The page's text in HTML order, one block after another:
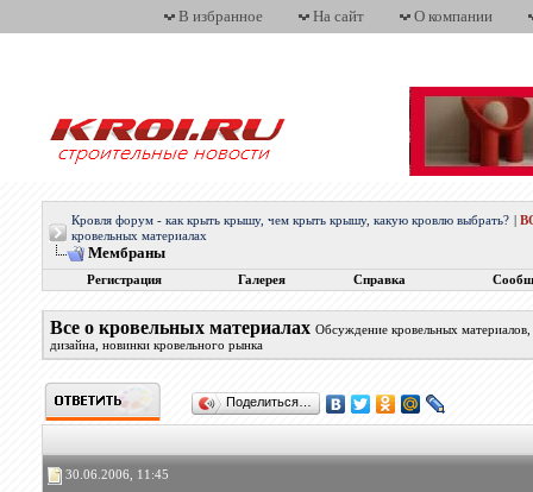
В избранное На сайт О компании
Кровля форум - как крыть крышу, чем крыть крышу, какую кровлю выбрать?
кровельных материалах
Мембраны
Регистрация Галерея Справка
Все о кровельных материалах Обсуждение кровельных
дизайна, новинки кровельного рынка
Поделиться…
30.06.2006, 11:45